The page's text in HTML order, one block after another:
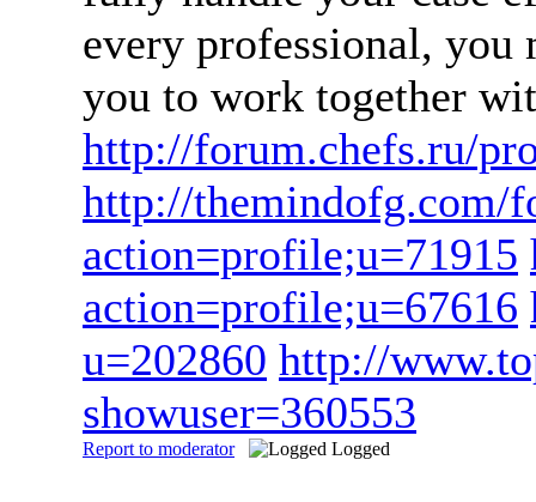
every professional,
you to work together
http://forum.chefs.ru/
http://themindofg.com/
action=profile;u=71915
action=profile;u=67616
u=202860 http://
showuser=360553
Report to moderator Logged